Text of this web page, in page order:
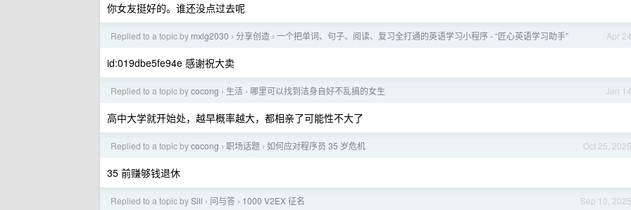
你女友挺好的。谁还没点过去呢
Apr 24
Replied to a topic by mxlg2030 › 分享创造 › 一个把单词、句子、阅读、复习全打通的英语学习小程序 - “匠心英语学习助手”
id:019dbe5fe94e 感谢祝大卖
Jan 14
Replied to a topic bycocong › 生活 › 哪里可以找到洁身自好不乱搞的女生
高中大学就开始处，越早概率越大，都相亲了可能性不大了
Oct 25, 2025
Replied to a topic bycocong › 职场话题 › 如何应对程序员 35 岁危机
35 前赚够钱退休
Sep 10, 2025
Replied to a topic bySill › 问与答 › 1000 V2EX 征名